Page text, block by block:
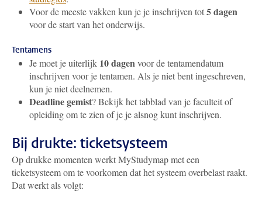
Voor de meeste vakken kun je je inschrijven tot5 dagen
voor de start van het onderwijs.
Tentamens
Je moet je uiterlijk 10 dagenvoor de tentamendatum
inschrijven voor je tentamen. Als je niet bent ingeschreven,
kun je niet deelnemen.
Deadline gemist? Bekijk het tabblad van je faculteit of
opleiding om te zien of je je alsnog kunt inschrijven.
Bij drukte: ticketsysteem
Op drukke momenten werkt MyStudymap met een
ticketsysteem om te voorkomen dat het systeem overbelast raakt.
Dat werkt als volgt: